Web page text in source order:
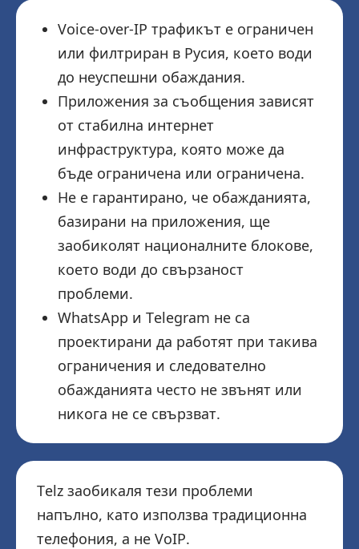
Voice-over-IP трафикът е ограничен
или филтриран в Русия, което води
до неуспешни обаждания.
Приложения за съобщения зависят
от стабилна интернет
инфраструктура, която може да
бъде ограничена или ограничена.
Не е гарантирано, че обажданията,
базирани на приложения, ще
заобиколят националните блокове,
което води до свързаност
проблеми.
WhatsApp и Telegram не са
проектирани да работят при такива
ограничения и следователно
обажданията често не звънят или
никога не се свързват.
Telz заобикаля тези проблеми
напълно, като използва традиционна
телефония, а не VoIP.